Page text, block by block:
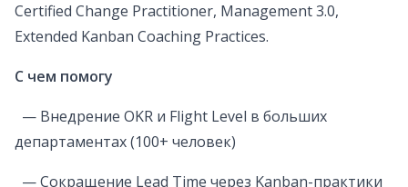
Certified Change Practitioner, Management 3.0,
Extended Kanban Coaching Practices.
С чем помогу
— Внедрение OKR и Flight Level в больших
департаментах (100+ человек)
— Сокращение Lead Time через Kanban-практики